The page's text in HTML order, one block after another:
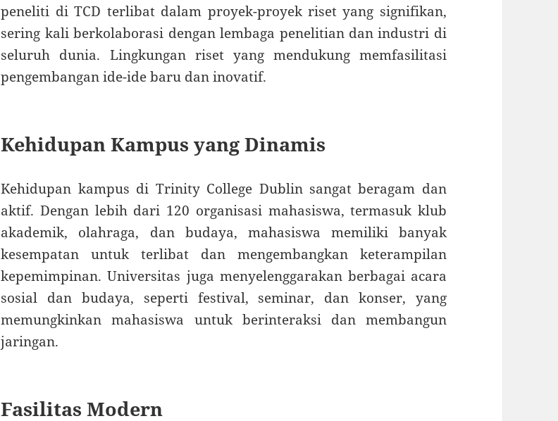
peneliti di TCD terlibat dalam proyek-proyek riset yang signifikan,
sering kali berkolaborasi dengan lembaga penelitian dan industri di
seluruh dunia. Lingkungan riset yang mendukung memfasilitasi
pengembangan ide-ide baru dan inovatif.
Kehidupan Kampus yang Dinamis
Kehidupan kampus di Trinity College Dublin sangat beragam dan
aktif. Dengan lebih dari 120 organisasi mahasiswa, termasuk klub
akademik, olahraga, dan budaya, mahasiswa memiliki banyak
kesempatan untuk terlibat dan mengembangkan keterampilan
kepemimpinan. Universitas juga menyelenggarakan berbagai acara
sosial dan budaya, seperti festival, seminar, dan konser, yang
memungkinkan mahasiswa untuk berinteraksi dan membangun
jaringan.
Fasilitas Modern